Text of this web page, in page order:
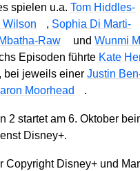
spie­len u.a.Tom Hidd­le­s­
Wil­son , Sophia Di Mar­ti­
Raw undWun­mi
Epi­so­den führ­te Kate
bei jeweils einerJus­tin
Moor­head .
2 star­tet am 6. Okto­ber
Dis­ney+.
Copy­right Dis­ney+ und